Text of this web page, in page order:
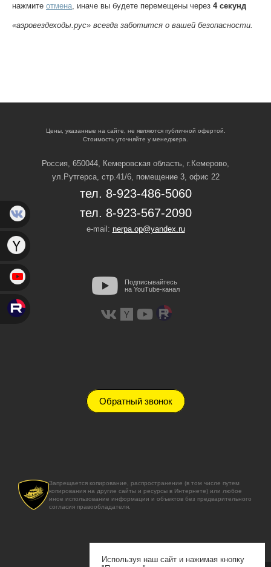
нажмите отмена , иначе вы будете перемещены через 4секунд
«аэровездеходы.рус» всегда заботится о вашей безопасности.
Цены, указанные на сайте, не являются публичной офертой.
Стоимость уточняйте у менеджера.
Россия, 650044, Кемеровская область, г.Кемерово,
ул.Рутгерса, стр.41/6, помещение 3, офис 22
тел. 8-923-486-5060
тел. 8-923-567-2090
e-mail: nerpa.op@yandex.ru
Подписывайтесь
на YouTube-канал
Обратный звонок
Запрещается копирование, распространение (в том числе путем
копирования на другие сайты и ресурсы в Интернете) или любое
иное использование информации и объектов без предварительного
согласия правообладателя.
Используя наш сайт и нажимая кнопку